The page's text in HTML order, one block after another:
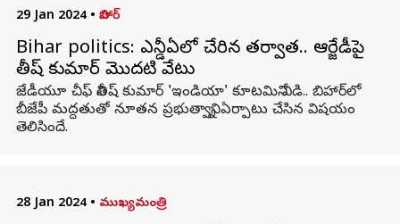
29 Jan 2024 • బిహార్
Bihar politics: ఎన్డీఏలో చేరిన తర్వాత.. ఆర్జేడీపై
నితీష్ కుమార్ మొదటి వేటు
జేడీయూ చీఫ్ నితీష్ కుమార్ 'ఇండియా' కూటమిని వీడి.. బిహార్‌లో
బీజేపీ మద్దతుతో నూతన ప్రభుత్వాన్ని ఏర్పాటు చేసిన విషయం
తెలిసిందే.
28 Jan 2024 • ముఖ్యమంత్రి